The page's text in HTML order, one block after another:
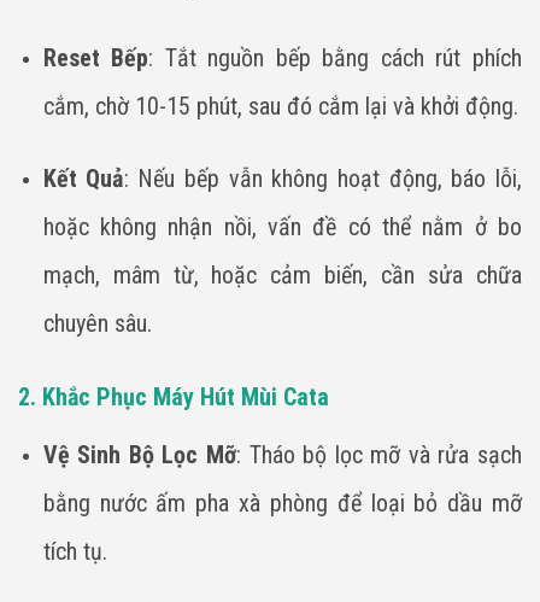
Reset Bếp: Tắt nguồn bếp bằng cách rút phích
cắm, chờ 10-15 phút, sau đó cắm lại và khởi động.
Kết Quả: Nếu bếp vẫn không hoạt động, báo lỗi,
hoặc không nhận nồi, vấn đề có thể nằm ở bo
mạch, mâm từ, hoặc cảm biến, cần sửa chữa
chuyên sâu.
2. Khắc Phục Máy Hút Mùi Cata
Vệ Sinh Bộ Lọc Mỡ: Tháo bộ lọc mỡ và rửa sạch
bằng nước ấm pha xà phòng để loại bỏ dầu mỡ
tích tụ.